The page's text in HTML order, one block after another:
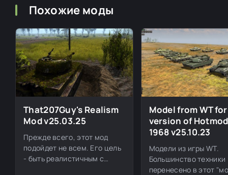
Похожие моды
That207Guy's Realism
Mod v25.03.25
Прежде всего, этот мод
подойдет не всем. Его цель
- быть реалистичным с
Model from WT for
version of Hotmod
1968 v25.10.23
Модели из игры WT.
Большинство техники
перенесено в этот